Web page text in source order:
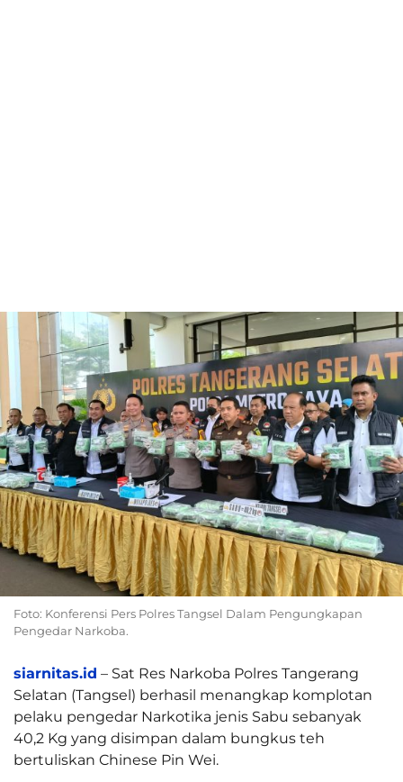
Foto: Konferensi Pers Polres Tangsel Dalam Pengungkapan
Pengedar Narkoba.
siarnitas.id – Sat Res Narkoba Polres Tangerang
Selatan (Tangsel) berhasil menangkap komplotan
pelaku pengedar Narkotika jenis Sabu sebanyak
40,2 Kg yang disimpan dalam bungkus teh
bertuliskan Chinese Pin Wei.